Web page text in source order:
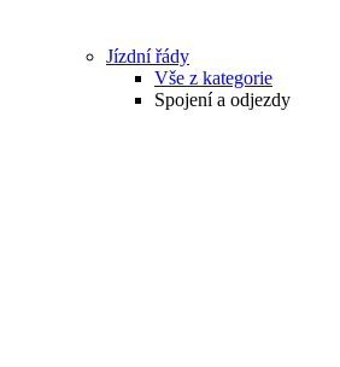
Jízdní řády
Vše z kategorie
Spojení a odjezdy